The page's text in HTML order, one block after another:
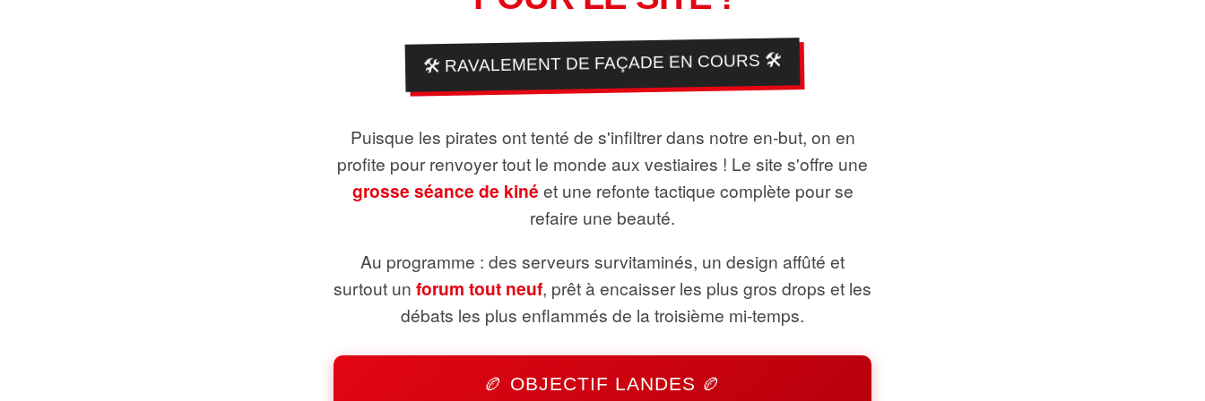
🛠️ RAVALEMENT DE FAÇADE EN COURS 🛠️
Puisque les pirates ont tenté de s'infiltrer dans notre en-but, on en
profite pour renvoyer tout le monde aux vestiaires ! Le site s'offre une
grosse séance de kiné et une refonte tactique complète pour se
refaire une beauté.
Au programme : des serveurs survitaminés, un design affûté et
surtout un forum tout neuf, prêt à encaisser les plus gros drops et les
débats les plus enflammés de la troisième mi-temps.
🏉 OBJECTIF LANDES 🏉